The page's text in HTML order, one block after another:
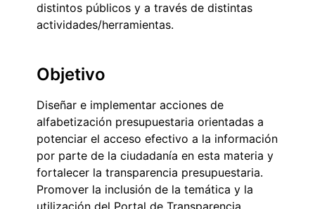
distintos públicos y a través de distintas
actividades/herramientas.
Objetivo
Diseñar e implementar acciones de
alfabetización presupuestaria orientadas a
potenciar el acceso efectivo a la información
por parte de la ciudadanía en esta materia y
fortalecer la transparencia presupuestaria.
Promover la inclusión de la temática y la